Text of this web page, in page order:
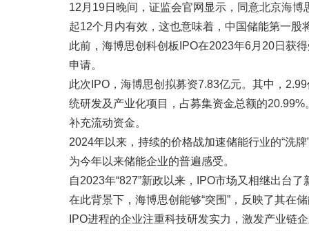
12月19日晚间，证监会官网显示，同意北京海
起12个月内有效，这也意味着，中国储能第一股
此前，海博思创科创板IPO在2023年6月20日获
申请。
此次IPO，海博思创拟募资7.83亿元。其中，
统研发及产业化项目，占募集资金总额的
补充流动资金。
2024年以来，持续的价格战加速储能行业的“洗
为今年以来储能企业的普遍感受。
自2023年“827”新政以来，IPO市场又相继出台了
在此背景下，海博思创能够“突围”，反映了其在
IPO进程的企业注重科技研发实力，激发产业链